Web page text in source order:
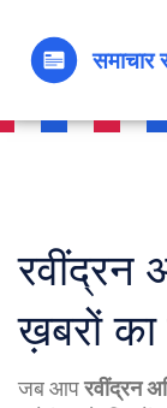
रवींद्रन
ख़बरों
जब आपरवींद्रन